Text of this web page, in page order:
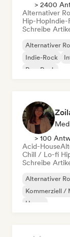
> 2400
Alternativer
Hip-HopIndie-
Schreibe
Alternativer
Indie-Rock
Pop-Rock
> 100
Acid-House
Chill / Lo-fi
Schreibe
Alternativer
Kommerziell /
House